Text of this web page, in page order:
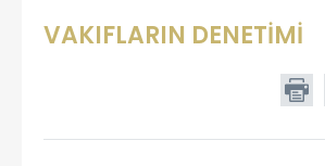
VAKIFLARIN DENETİMİ